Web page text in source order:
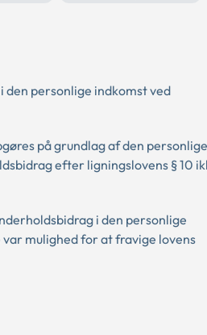
personlige indkomst ved
på grundlag af den personlige
efter ligningslovens § 10
i den personlige
mulighed for at fravige lovens